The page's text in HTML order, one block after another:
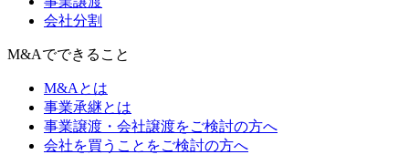
会社分割
M&Aでできること
M&Aとは
事業承継とは
事業譲渡・会社譲渡をご検討の方へ
会社を買うことをご検討の方へ